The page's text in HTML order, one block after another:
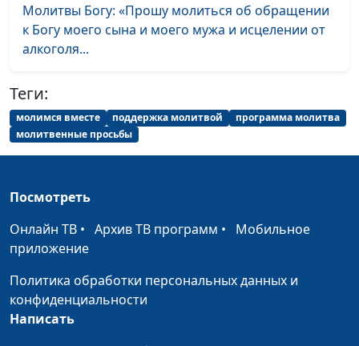
Молитвы Богу: «Прошу молиться об обращении
к Богу моего сына и моего мужа и исцелении от
алкоголя...
Теги:
молимся вместе поддержка молитвой
программа молитва
молитвенные просьбы
Посмотреть
Онлайн ТВ • Архив ТВ программ • Мобильное
приложение
Политика обработки персональных данных и
конфиденциальности
Написать